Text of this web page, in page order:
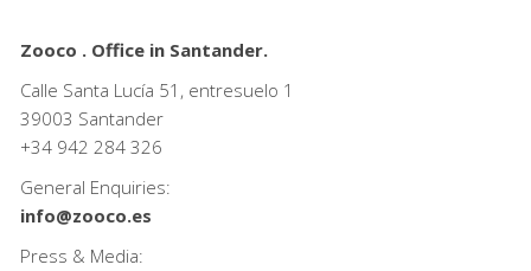
Zooco . Office in Santander.
Calle Santa Lucía 51, entresuelo 1
39003 Santander
+34 942 284 326
General Enquiries:
info@zooco.es
Press & Media: